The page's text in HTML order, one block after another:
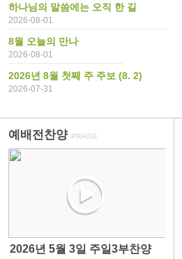
하나님의 말씀에는 오직 한 길
2026-08-01
8월 오늘의 만나
2026-08-01
2026년 8월 첫째 주 주보 (8. 2)
2026-07-31
예배전찬양 PRAISE
2026년 5월 3일 주일3부찬양